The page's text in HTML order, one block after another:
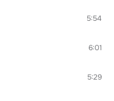
5:54
6:01
5:29